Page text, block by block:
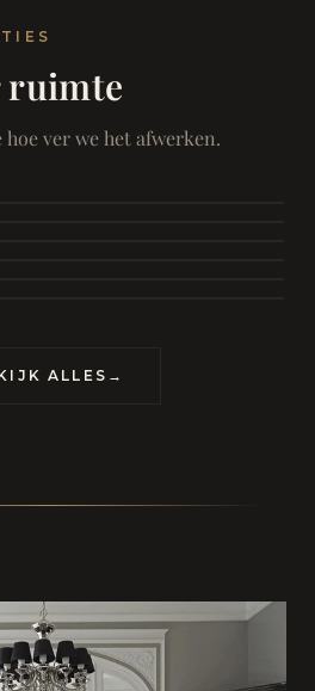
Living
ruimte
ver we het afwerken.
ALLES →